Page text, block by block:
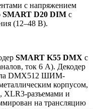
с напряжением
SMART D20 DIM с
(12–48 В).
SMART K55 DMX с
ток 6 А). Декодер
DMX512 ШИМ-
корпусом,
XLR3-разъемами и
на трансляцию